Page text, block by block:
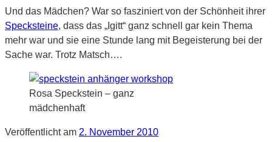
Und das Mädchen? War so fasziniert von der Schönheit ihrer
Specksteine, dass das „Igitt“ ganz schnell gar kein Thema
mehr war und sie eine Stunde lang mit Begeisterung bei der
Sache war. Trotz Matsch….
Rosa Speckstein – ganz
mädchenhaft
Veröffentlicht am 2. November 2010